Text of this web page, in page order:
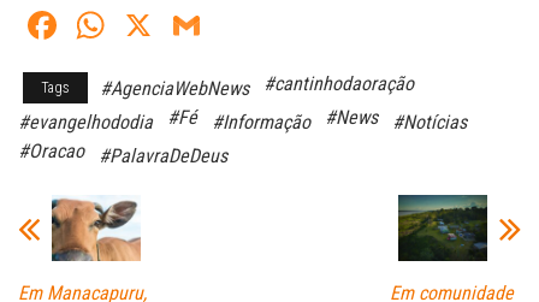
Fa
ce
bo
ok
W
ts
A
X
ail
Tags #AgenciaWebNews
#cantinhodaoração
#evangelhododia
#Fé #Informação #News
#Notícias
#Oracao
#PalavraDeDeus
Em Manacapuru,
Em comunidade